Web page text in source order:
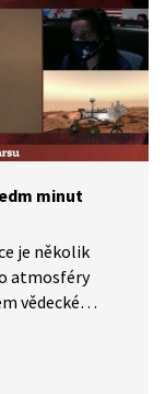
minut
je několik
atmosféry
vědecké